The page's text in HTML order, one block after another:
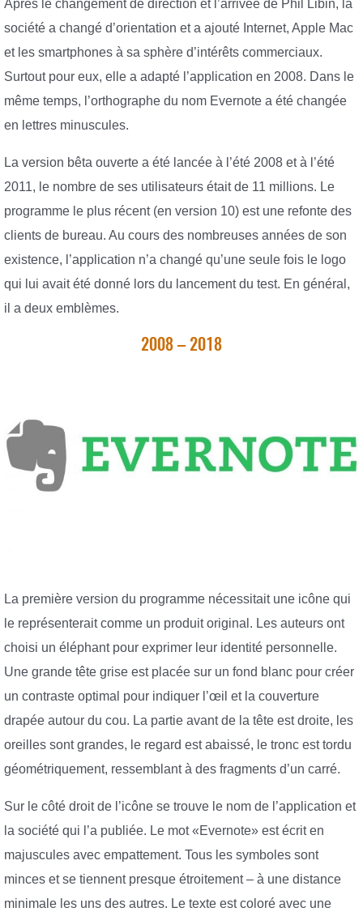
Après le changement de direction et l’arrivée de Phil Libin, la
société a changé d’orientation et a ajouté Internet, Apple Mac
et les smartphones à sa sphère d’intérêts commerciaux.
Surtout pour eux, elle a adapté l’application en 2008. Dans le
même temps, l’orthographe du nom Evernote a été changée
en lettres minuscules.
La version bêta ouverte a été lancée à l’été 2008 et à l’été
2011, le nombre de ses utilisateurs était de 11 millions. Le
programme le plus récent (en version 10) est une refonte des
clients de bureau. Au cours des nombreuses années de son
existence, l’application n’a changé qu’une seule fois le logo
qui lui avait été donné lors du lancement du test. En général,
il a deux emblèmes.
2008 – 2018
La première version du programme nécessitait une icône qui
le représenterait comme un produit original. Les auteurs ont
choisi un éléphant pour exprimer leur identité personnelle.
Une grande tête grise est placée sur un fond blanc pour créer
un contraste optimal pour indiquer l’œil et la couverture
drapée autour du cou. La partie avant de la tête est droite, les
oreilles sont grandes, le regard est abaissé, le tronc est tordu
géométriquement, ressemblant à des fragments d’un carré.
Sur le côté droit de l’icône se trouve le nom de l’application et
la société qui l’a publiée. Le mot «Evernote» est écrit en
majuscules avec empattement. Tous les symboles sont
minces et se tiennent presque étroitement – à une distance
minimale les uns des autres. Le texte est coloré avec une